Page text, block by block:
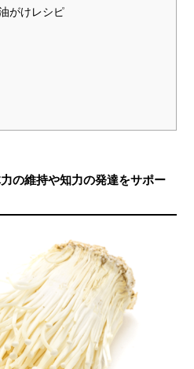
がけレシピ
の維持や知力の発達をサポー